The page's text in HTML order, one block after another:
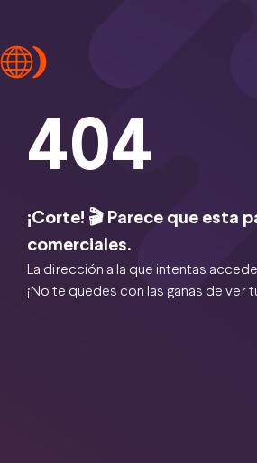
404
¡Corte! 🎬 Parece que esta
comerciales.
La dirección a la que intentas
¡No te quedes con las ganas de ver